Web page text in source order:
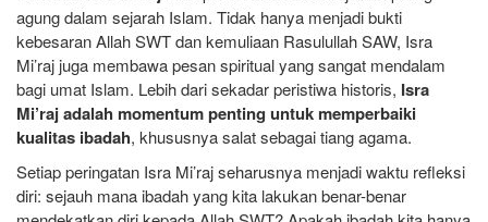
agung dalam sejarah Islam. Tidak hanya menjadi bukti
kebesaran Allah SWT dan kemuliaan Rasulullah SAW, Isra
Mi’raj juga membawa pesan spiritual yang sangat mendalam
bagi umat Islam. Lebih dari sekadar peristiwa historis, Isra
Mi’raj adalah momentum penting untuk memperbaiki
kualitas ibadah, khususnya salat sebagai tiang agama.
Setiap peringatan Isra Mi’raj seharusnya menjadi waktu refleksi
diri: sejauh mana ibadah yang kita lakukan benar-benar